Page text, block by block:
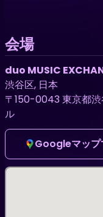
会場
duo MUSIC
渋谷区, 日本
〒150-0043 東京都
ル
Googleマップ